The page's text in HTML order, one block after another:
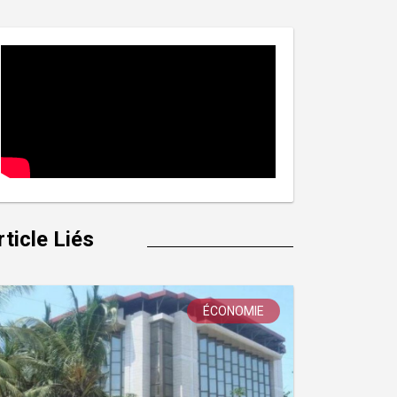
Liés
ÉCONOMIE